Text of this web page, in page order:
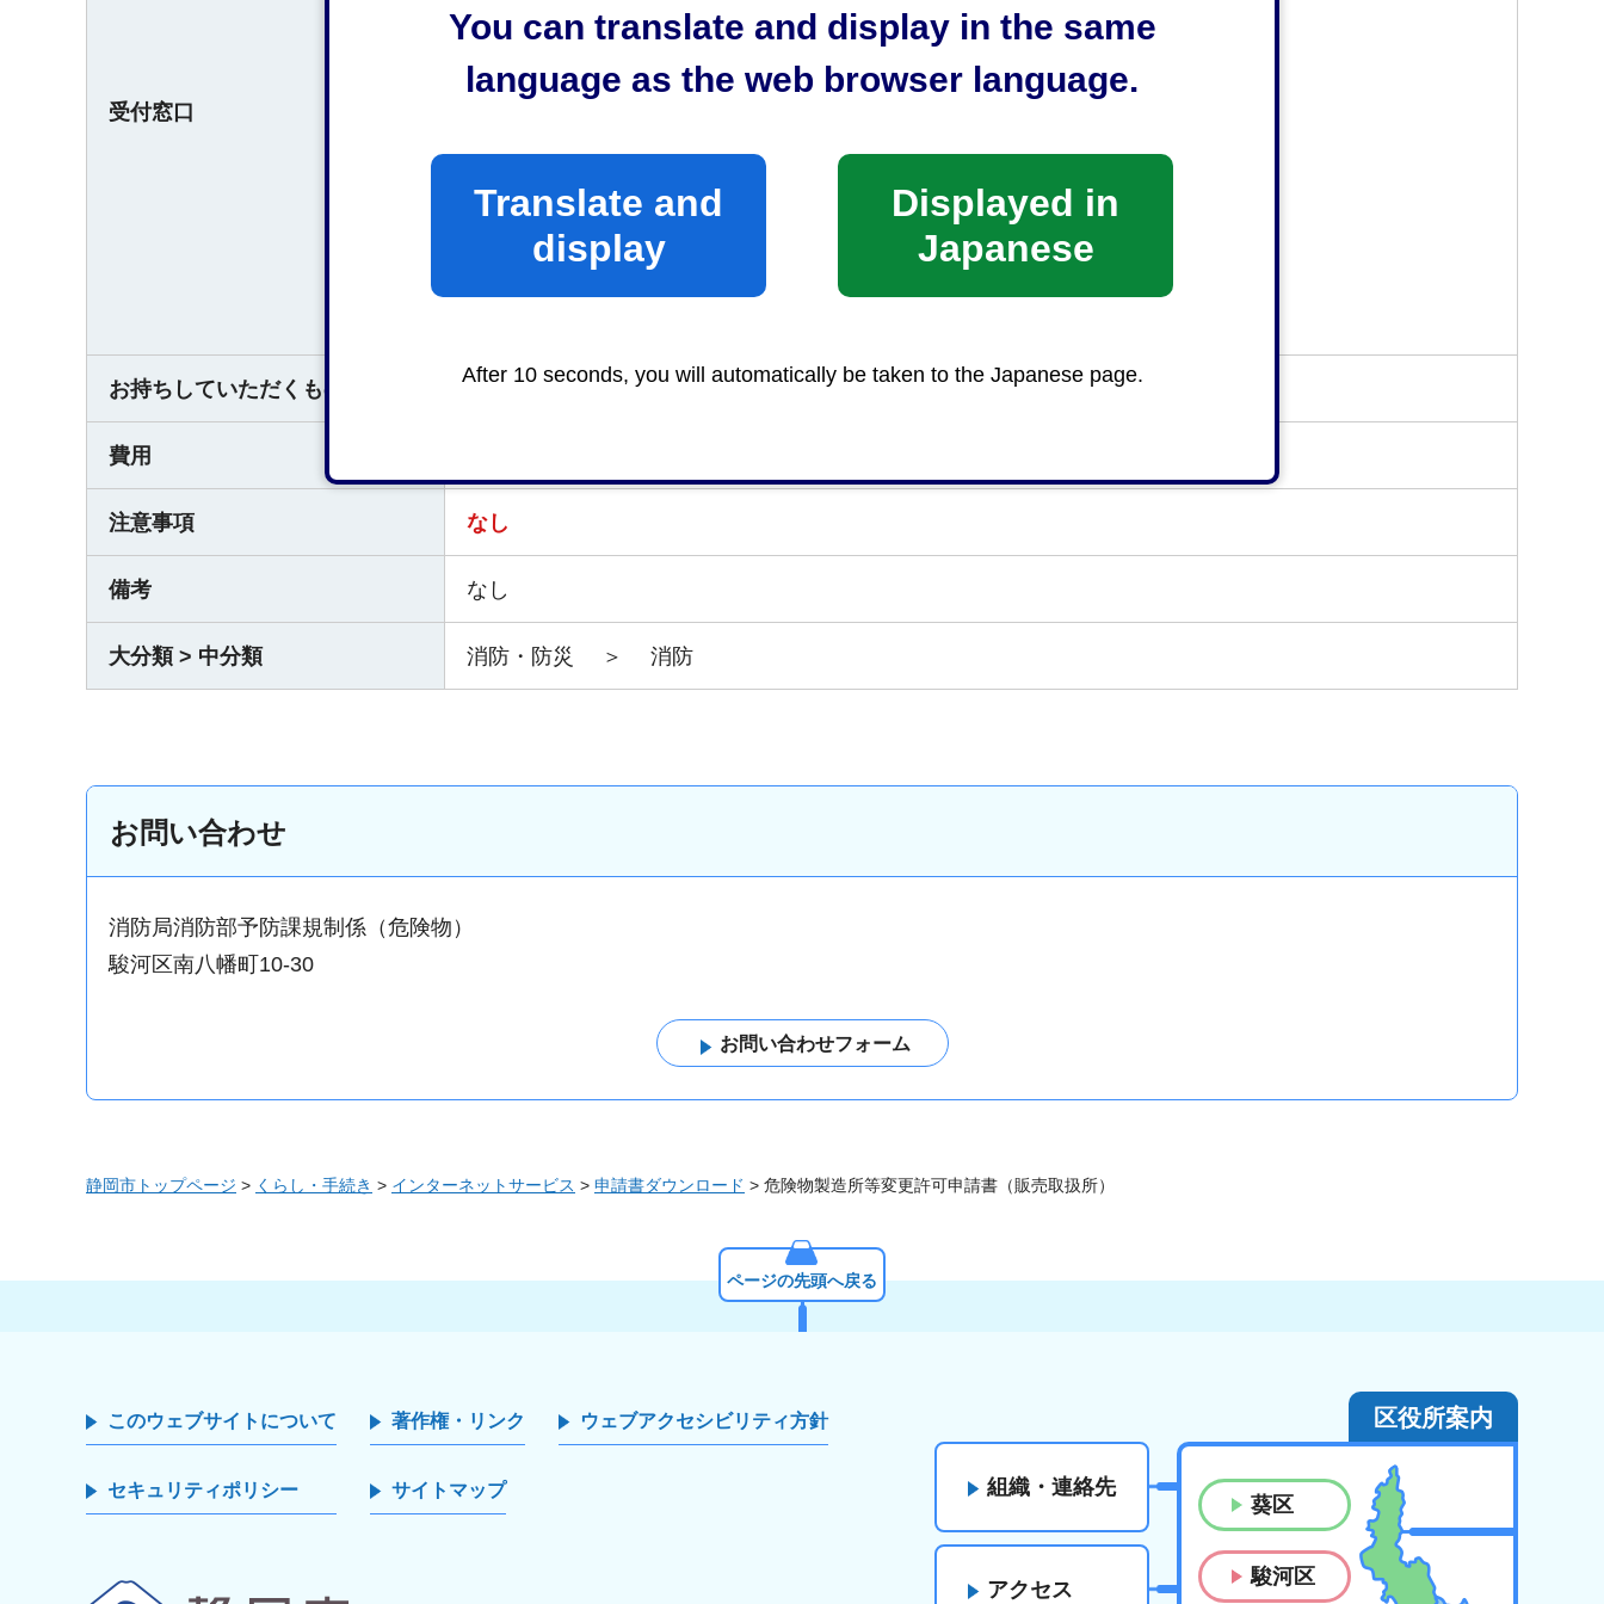
You can translate and display in the same
language as the web browser language.
Translate and
display
Displayed in
Japanese
After 10 seconds, you will automatically be taken to the Japanese page.
受付窓口
〒424-0045 静岡市清水区東大曲町6番8号 清水消防署 電話 054-367-3119
〒421-3103 静岡市清水区由比716番地の1 庵原分署 電話 054-375-6119
〒427-0048 島田市旗指513番地の1 島田消防署 電話 0547-37-0119
（吉田町、旧榛原町（牧之原市））
〒421-0301 榛原郡吉田町住吉1386番地の5 吉田消防署 電話 0548-32-1141
お持ちしていただくもの なし
費用
注意事項 なし
備考 なし
大分類 > 中分類 消防・防災 ＞ 消防
お問い合わせ
消防局消防部予防課規制係（危険物）
駿河区南八幡町10-30
静岡市トップページ > くらし・手続き > インターネットサービス > 申請書ダウンロード > 危険物製造所等変更許可申請書（販売取扱所）
ページの先頭へ戻る
このウェブサイトについて 著作権・リンク ウェブアクセシビリティ方針
セキュリティポリシー サイトマップ 組織・連絡先
アクセス
区役所案内
葵区
駿河区